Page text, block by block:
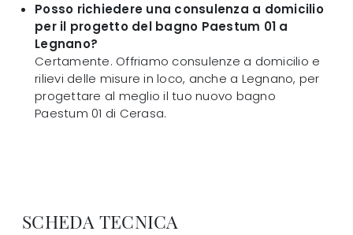
Posso richiedere una consulenza a domicilio
per il progetto del bagno Paestum 01 a
Legnano?
Certamente. Offriamo consulenze a domicilio e
rilievi delle misure in loco, anche a Legnano, per
progettare al meglio il tuo nuovo bagno
Paestum 01 di Cerasa.
SCHEDA TECNICA